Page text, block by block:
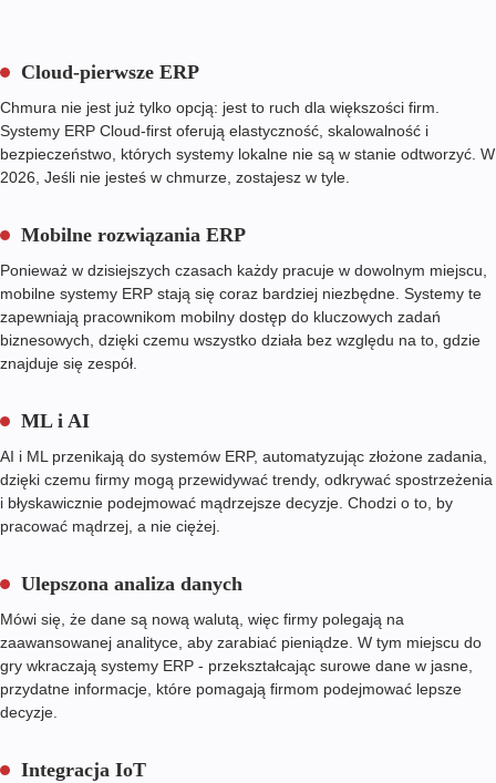
Cloud-pierwsze ERP
Chmura nie jest już tylko opcją: jest to ruch dla większości firm.
Systemy ERP Cloud-first oferują elastyczność, skalowalność i
bezpieczeństwo, których systemy lokalne nie są w stanie odtworzyć. W
2026 , Jeśli nie jesteś w chmurze, zostajesz w tyle.
Mobilne rozwiązania ERP
Ponieważ w dzisiejszych czasach każdy pracuje w dowolnym miejscu,
mobilne systemy ERP stają się coraz bardziej niezbędne. Systemy te
zapewniają pracownikom mobilny dostęp do kluczowych zadań
biznesowych, dzięki czemu wszystko działa bez względu na to, gdzie
znajduje się zespół.
ML i AI
AI i ML przenikają do systemów ERP, automatyzując złożone zadania,
dzięki czemu firmy mogą przewidywać trendy, odkrywać spostrzeżenia
i błyskawicznie podejmować mądrzejsze decyzje. Chodzi o to, by
pracować mądrzej, a nie ciężej.
Ulepszona analiza danych
Mówi się, że dane są nową walutą, więc firmy polegają na
zaawansowanej analityce, aby zarabiać pieniądze. W tym miejscu do
gry wkraczają systemy ERP - przekształcając surowe dane w jasne,
przydatne informacje, które pomagają firmom podejmować lepsze
decyzje.
Integracja IoT